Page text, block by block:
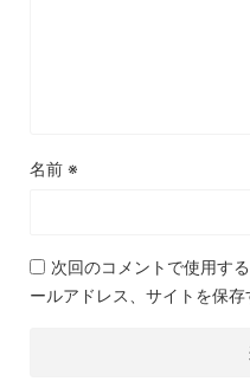
名前 ※
次回のコメントで使用す
ールアドレス、サイトを保存